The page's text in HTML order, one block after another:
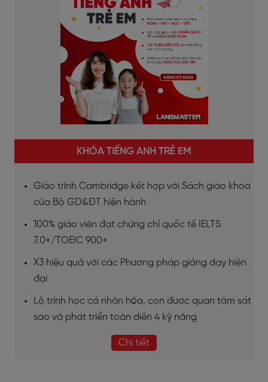
KHÓA TIẾNG ANH TRẺ EM
Giáo trình Cambridge kết hợp với Sách giáo khoa
của Bộ GD&ĐT hiện hành
100% giáo viên đạt chứng chỉ quốc tế IELTS
7.0+/TOEIC 900+
X3 hiệu quả với các Phương pháp giảng dạy hiện
đại
Lộ trình học cá nhân hóa, con được quan tâm sát
sao và phát triển toàn diện 4 kỹ năng
Chi tiết